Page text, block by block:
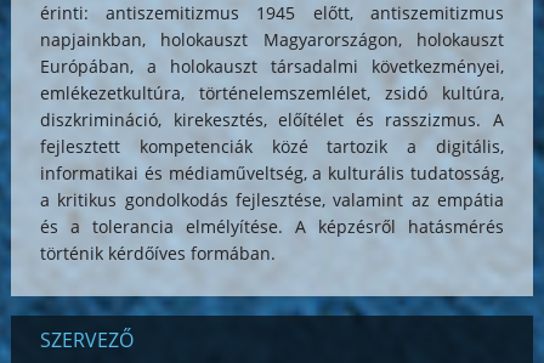
érinti: antiszemitizmus 1945 előtt, antiszemitizmus
napjainkban, holokauszt Magyarországon, holokauszt
Európában, a holokauszt társadalmi következményei,
emlékezetkultúra, történelemszemlélet, zsidó kultúra,
diszkrimináció, kirekesztés, előítélet és rasszizmus. A
fejlesztett kompetenciák közé tartozik a digitális,
informatikai és médiaműveltség, a kulturális tudatosság,
a kritikus gondolkodás fejlesztése, valamint az empátia
és a tolerancia elmélyítése. A képzésről hatásmérés
történik kérdőíves formában.
SZERVEZŐ